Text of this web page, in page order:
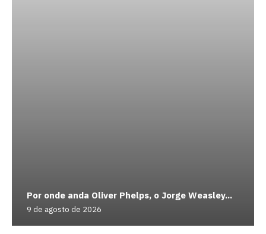
Por onde anda Oliver Phelps, o Jorge Weasley...
9 de agosto de 2026